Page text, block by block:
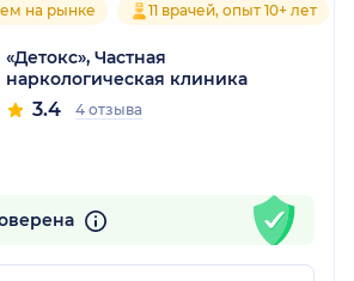
на рынке 11 врачей, опыт 10+ лет
«Детокс», Частная
наркологическая клиника
3.4 4 отзыва